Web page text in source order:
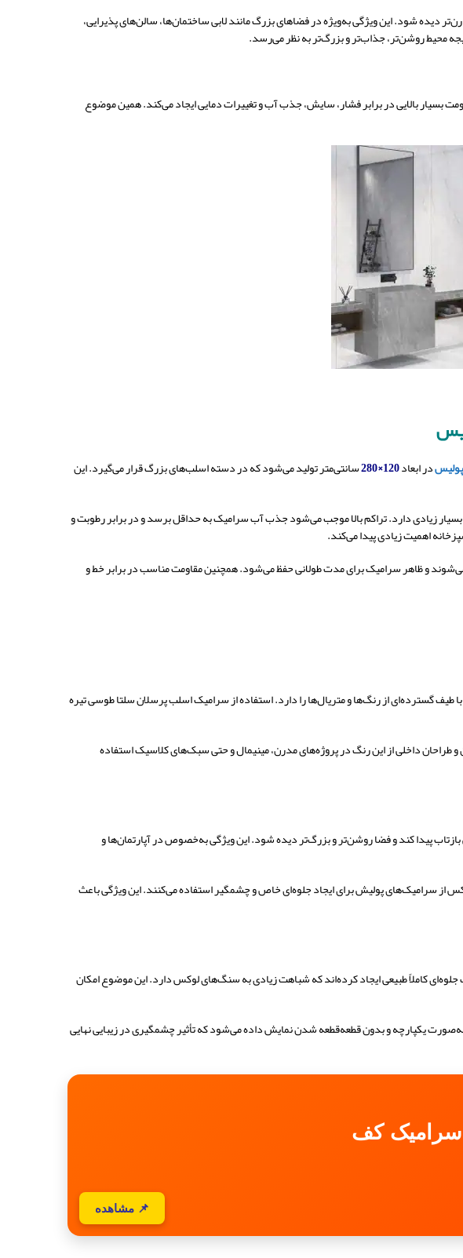
دیده شود. این ویژگی به‌ویژه در فضاهای بزرگ مانند لابی ساختمان‌ها، سالن‌های پذیرایی،
محیط روشن‌تر، جذاب‌تر و بزرگ‌تر به نظر می‌رسد.
بسیار بالایی در برابر فشار، سایش، جذب آب و تغییرات دمایی ایجاد می‌کند. همین موضوع
در ابعاد120×280 سانتی‌متر تولید می‌شود که در دسته اسلب‌های بزرگ قرار می‌گیرد. این
بسیار زیادی دارد. تراکم بالا موجب می‌شود جذب آب سرامیک به حداقل برسد و در برابر رطوبت و
اهمیت زیادی پیدا می‌کند.
و ظاهر سرامیک برای مدت طولانی حفظ می‌شود. همچنین مقاومت مناسب در برابر خط و
گسترده‌ای از رنگ‌ها و متریال‌ها را دارد. استفاده از سرامیک اسلب پرسلان سلتا طوسی تیره
داخلی از این رنگ در پروژه‌های مدرن، مینیمال و حتی سبک‌های کلاسیک استفاده
پیدا کند و فضا روشن‌تر و بزرگ‌تر دیده شود. این ویژگی به‌خصوص در آپارتمان‌ها و
از سرامیک‌های پولیش برای ایجاد جلوه‌ای خاص و چشمگیر استفاده می‌کنند. این ویژگی باعث
کاملاً طبیعی ایجاد کرده‌اند که شباهت زیادی به سنگ‌های لوکس دارد. این موضوع امکان
یکپارچه و بدون قطعه‌قطعه شدن نمایش داده می‌شود که تأثیر چشمگیری در زیبایی نهایی
📌 مشاهده